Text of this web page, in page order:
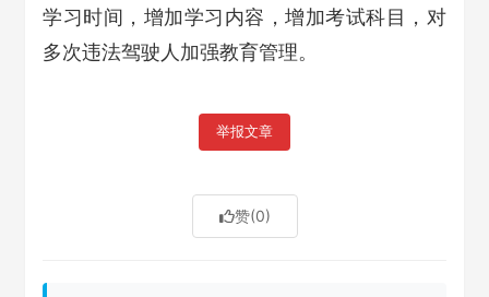
学习时间，增加学习内容，增加考试科目，对
多次违法驾驶人加强教育管理。
举报文章
赞(0)